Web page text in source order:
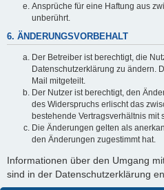
Ansprüche für eine Haftung aus
unberührt.
6. ÄNDERUNGSVORBEHALT
Der Betreiber ist berechtigt, die
Datenschutzerklärung zu ändern.
Mail mitgeteilt.
Der Nutzer ist berechtigt, den
des Widerspruchs erlischt das
bestehende Vertragsverhältnis mit
Die Änderungen gelten als
den Änderungen zugestimmt hat.
Informationen über den Umgang
sind in der Datenschutzerklärung